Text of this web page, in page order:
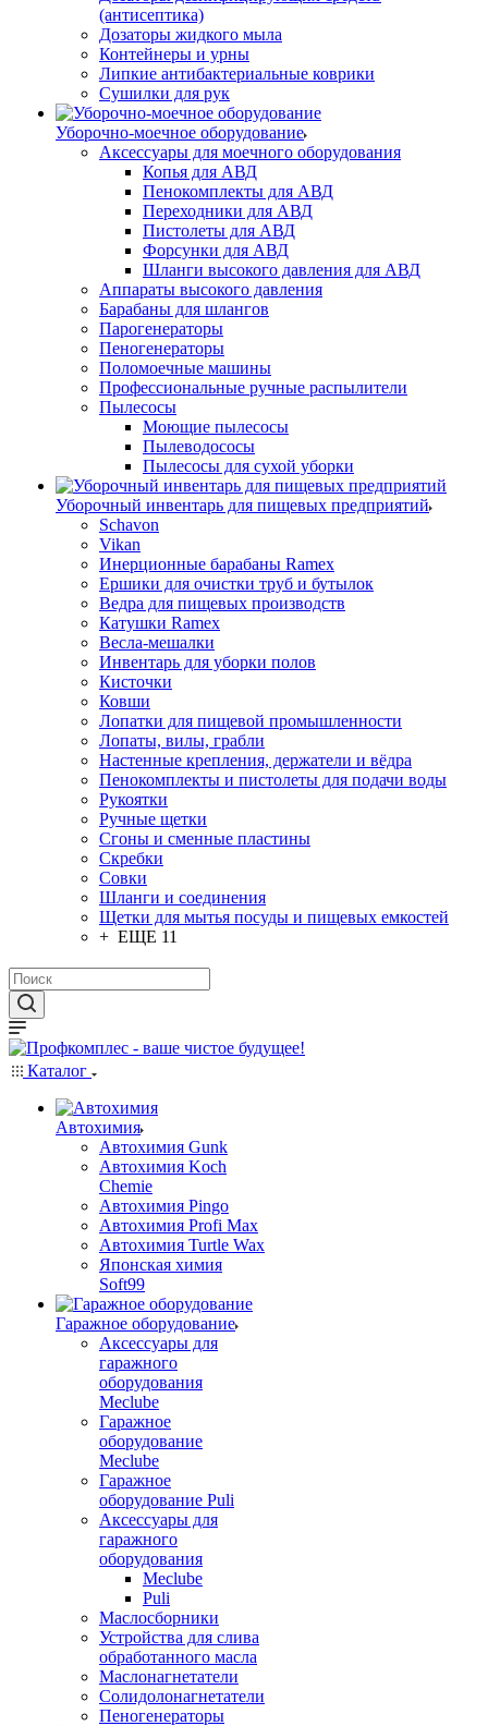
(антисептика)
Дозаторы жидкого мыла
Контейнеры и урны
Липкие антибактериальные коврики
Сушилки для рук
Уборочно-моечное оборудование
Аксессуары для моечного оборудования
Копья для АВД
Пенокомплекты для АВД
Переходники для АВД
Пистолеты для АВД
Форсунки для АВД
Шланги высокого давления для АВД
Аппараты высокого давления
Барабаны для шлангов
Парогенераторы
Пеногенераторы
Поломоечные машины
Профессиональные ручные распылители
Пылесосы
Моющие пылесосы
Пылеводососы
Пылесосы для сухой уборки
Уборочный инвентарь для пищевых предприятий
Schavon
Vikan
Инерционные барабаны Ramex
Ершики для очистки труб и бутылок
Ведра для пищевых производств
Катушки Ramex
Весла-мешалки
Инвентарь для уборки полов
Кисточки
Ковши
Лопатки для пищевой промышленности
Лопаты, вилы, грабли
Настенные крепления, держатели и вёдра
Пенокомплекты и пистолеты для подачи воды
Рукоятки
Ручные щетки
Сгоны и сменные пластины
Скребки
Совки
Шланги и соединения
Щетки для мытья посуды и пищевых емкостей
+ ЕЩЕ 11
Каталог
Автохимия
Автохимия Gunk
Автохимия Koch
Chemie
Автохимия Pingo
Автохимия Profi Max
Автохимия Turtle Wax
Японская химия
Soft99
Гаражное оборудование
Аксессуары для
гаражного
оборудования
Meclube
Гаражное
оборудование
Meclube
Гаражное
оборудование Puli
Аксессуары для
гаражного
оборудования
Meclube
Puli
Маслосборники
Устройства для слива
обработанного масла
Маслонагнетатели
Солидолонагнетатели
Пеногенераторы